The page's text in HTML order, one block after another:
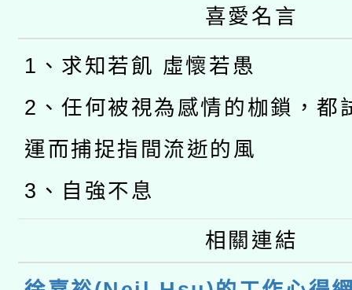
喜愛名言
1、求知若飢 虛懷若愚
2、任何被視為感情的枷鎖，都
運而捕捉指間流逝的風
3、自強不息
相關連結